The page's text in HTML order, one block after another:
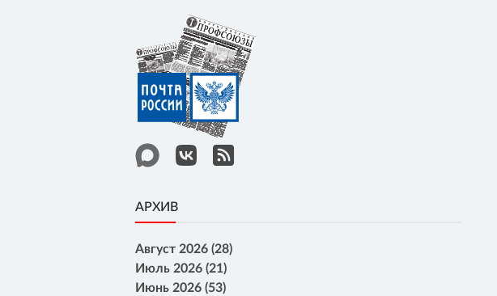
АРХИВ
Август 2026 (28)
Июль 2026 (21)
Июнь 2026 (53)